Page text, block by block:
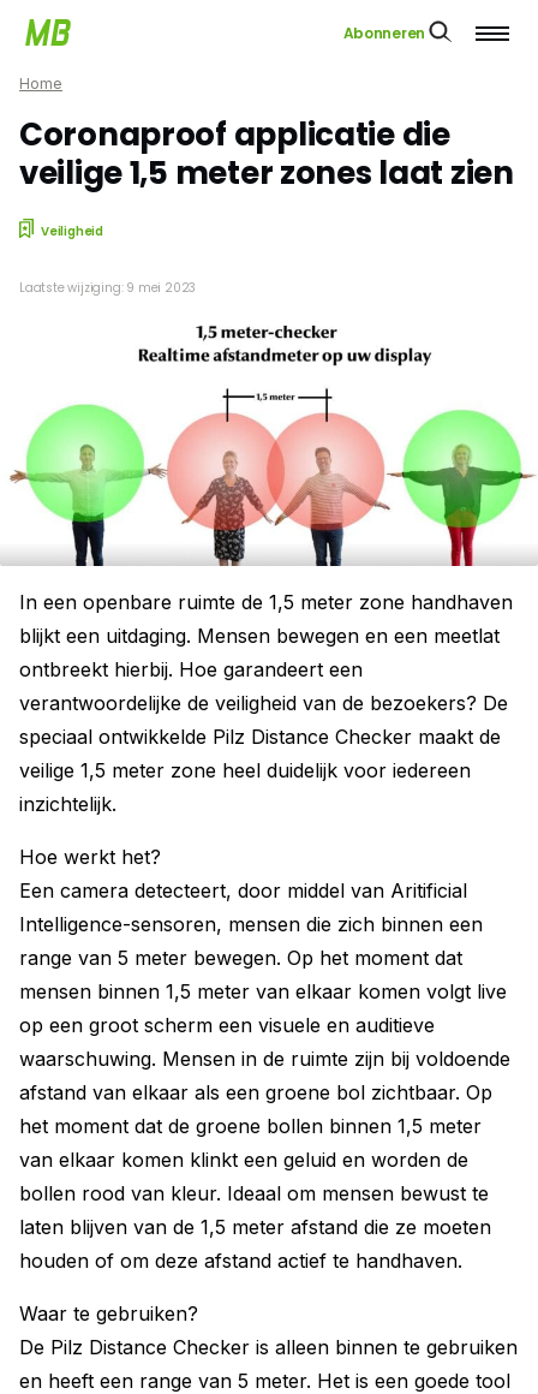
Abonneren
Home
Coronaproof applicatie die
veilige 1,5 meter zones laat zien
Veiligheid
Laatste wijziging: 9 mei 2023
In een openbare ruimte de 1,5 meter zone handhaven
blijkt een uitdaging. Mensen bewegen en een meetlat
ontbreekt hierbij. Hoe garandeert een
verantwoordelijke de veiligheid van de bezoekers? De
speciaal ontwikkelde Pilz Distance Checker maakt de
veilige 1,5 meter zone heel duidelijk voor iedereen
inzichtelijk.
Hoe werkt het?
Een camera detecteert, door middel van Aritificial
Intelligence-sensoren, mensen die zich binnen een
range van 5 meter bewegen. Op het moment dat
mensen binnen 1,5 meter van elkaar komen volgt live
op een groot scherm een visuele en auditieve
waarschuwing. Mensen in de ruimte zijn bij voldoende
afstand van elkaar als een groene bol zichtbaar. Op
het moment dat de groene bollen binnen 1,5 meter
van elkaar komen klinkt een geluid en worden de
bollen rood van kleur. Ideaal om mensen bewust te
laten blijven van de 1,5 meter afstand die ze moeten
houden of om deze afstand actief te handhaven.
Waar te gebruiken?
De Pilz Distance Checker is alleen binnen te gebruiken
en heeft een range van 5 meter. Het is een goede tool